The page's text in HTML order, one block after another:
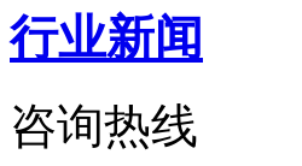
行业新闻
咨询热线